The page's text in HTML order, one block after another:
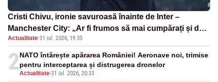
Cristi Chivu, ironie savuroasă înainte de Inter –
Manchester City: „Ar fi frumos să mai cumpărați și de
la noi”
Actualitate·31 iul. 2026, 19:35
2Actualitate-31 iul. 2026, 20:33
NATO întărește apărarea României! Aeronave noi, trimise
pentru interceptarea și distrugerea dronelor